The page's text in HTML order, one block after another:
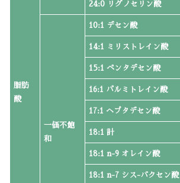
脂肪
酸
24:0 リグノセリン酸
一価不飽
和
10:1 デセン酸
14:1 ミリストレイン酸
15:1 ペンタデセン酸
16:1 パルミトレイン酸
17:1 ヘプタデセン酸
18:1 計
18:1 n-9 オレイン酸
18:1 n-7 シス-バクセン酸